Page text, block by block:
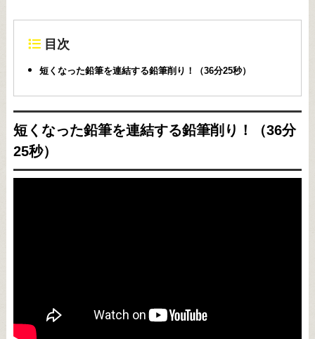
目次
短くなった鉛筆を連結する鉛筆削り！（36分25秒）
短くなった鉛筆を連結する鉛筆削り！（36分
25秒）